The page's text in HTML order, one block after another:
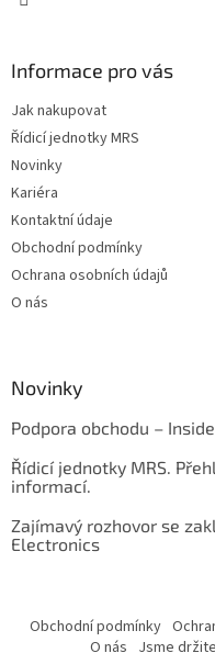
Informace pro vás
Jak nakupovat
Řídicí jednotky MRS
Novinky
Kariéra
Kontaktní údaje
Obchodní podmínky
Ochrana osobních údajů
O nás
Novinky
Podpora obchodu –
Řídicí jednotky MRS.
informací.
Zajímavý rozhovor se
Electronics
Obchodní podmínky
O nás Jsme